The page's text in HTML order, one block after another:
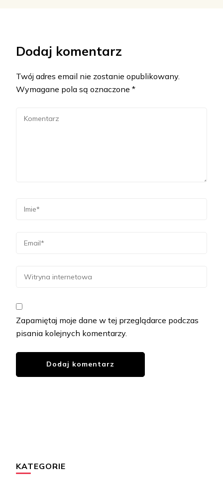
Dodaj komentarz
Twój adres email nie zostanie opublikowany.
Wymagane pola są oznaczone *
Zapamiętaj moje dane w tej przeglądarce podczas
pisania kolejnych komentarzy.
KATEGORIE